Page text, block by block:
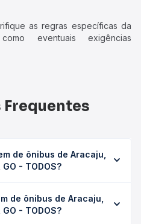
as regras específicas da
eventuais exigências
de ônibus de Aracaju,
- TODOS?
0 horas, podendo variar
serviço (convencional,
de ônibus de Aracaju,
- TODOS?